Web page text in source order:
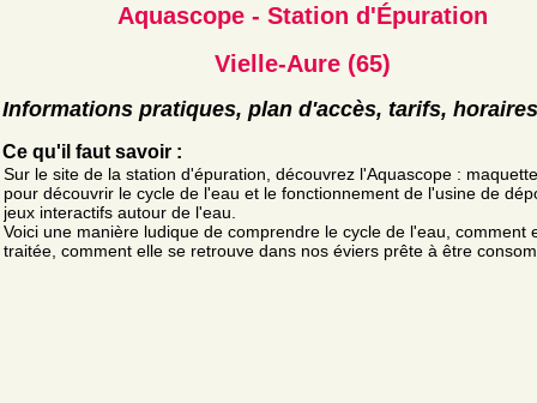
Aquascope - Station d'Épuration
Vielle-Aure (65)
Informations pratiques, plan d'accès, tarifs, horaires
Ce qu'il faut savoir :
Sur le site de la station d'épuration, découvrez l'Aquascope :
pour découvrir le cycle de l'eau et le fonctionnement de l'usine de
jeux interactifs autour de l'eau.
Voici une manière ludique de comprendre le cycle de l'eau, comment
traitée, comment elle se retrouve dans nos éviers prête à être